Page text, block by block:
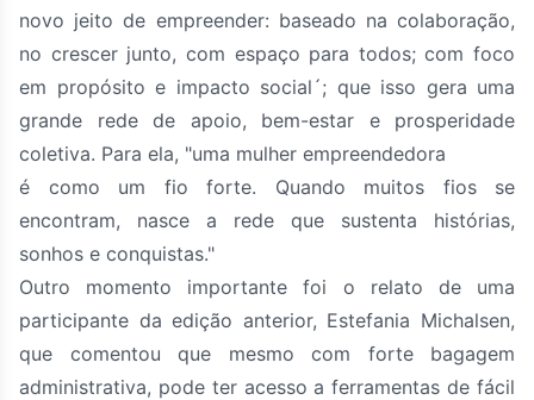
novo jeito de empreender: baseado na colaboração,
no crescer junto, com espaço para todos; com foco
em propósito e impacto social´; que isso gera uma
grande rede de apoio, bem-estar e prosperidade
coletiva. Para ela, "uma mulher empreendedora
é como um fio forte. Quando muitos fios se
encontram, nasce a rede que sustenta histórias,
sonhos e conquistas."
Outro momento importante foi o relato de uma
participante da edição anterior, Estefania Michalsen,
que comentou que mesmo com forte bagagem
administrativa, pode ter acesso a ferramentas de fácil